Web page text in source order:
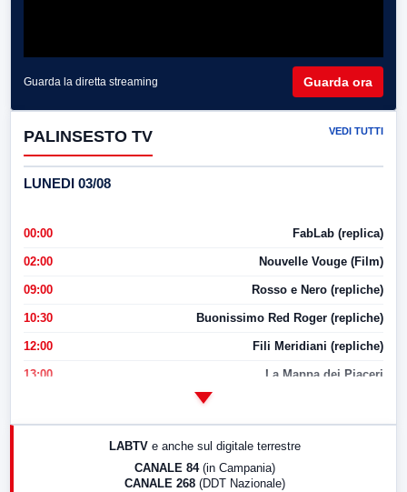
Guarda la diretta streaming Guarda ora
PALINSESTO TV VEDI TUTTI
LUNEDI 03/08
00:00 FabLab (replica)
02:00 Nouvelle Vouge (Film)
09:00 Rosso e Nero (repliche)
10:30 Buonissimo Red Roger (repliche)
12:00 Fili Meridiani (repliche)
13:00 La Mappa dei Piaceri
LABTV e anche sul digitale terrestre
CANALE 84 (in Campania)
CANALE 268 (DDT Nazionale)